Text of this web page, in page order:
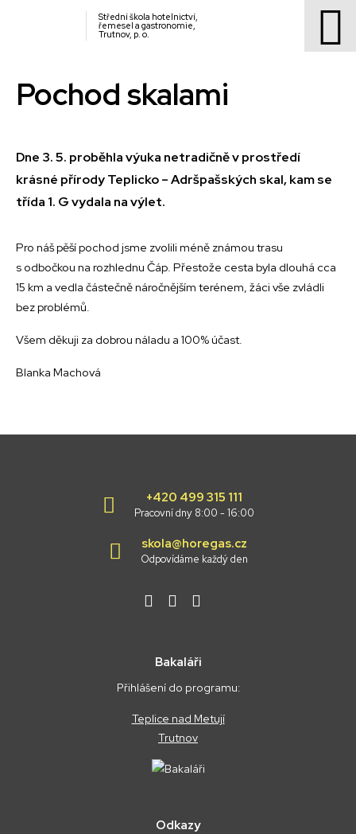
Střední škola hotelnictví,
řemesel a gastronomie,
Trutnov, p. o.
Pochod skalami
Dne 3. 5. proběhla výuka netradičně v prostředí
krásné přírody Teplicko – Adršpašských skal, kam se
třída 1. G vydala na výlet.
Pro náš pěší pochod jsme zvolili méně známou trasu
s odbočkou na rozhlednu Čáp. Přestože cesta byla dlouhá cca
15 km a vedla částečně náročnějším terénem, žáci vše zvládli
bez problémů.
Všem děkuji za dobrou náladu a 100% účast.
Blanka Machová
+420 499 315 111
Pracovní dny 8:00 - 16:00
skola@horegas.cz
Odpovídáme každý den
Bakaláři
Přihlášení do programu:
Teplice nad Metují
Trutnov
Odkazy